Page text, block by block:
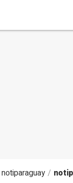
notiparaguay /